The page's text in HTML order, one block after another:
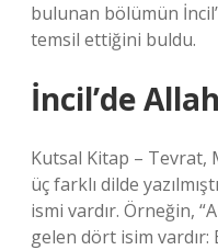
bulunan bölümün
temsil ettiğini buldu.
İncil’de
Kutsal Kitap – Tevrat,
üç farklı dilde
ismi vardır. Örneğin,
gelen dört isim vardır: